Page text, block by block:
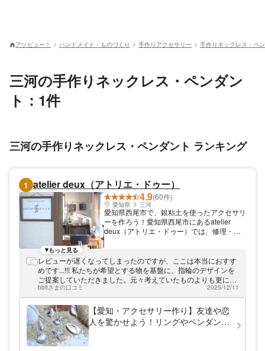
アソビュー！ ハンドメイド・ものづくり 手作りアクセサリー 手作りネックレス・ペ
三河の手作りネックレス・ペンダン
ト：1件
三河の手作りネックレス・ペンダント ランキング
1 atelier deux（アトリエ・ドゥー）
4.9(60件)
愛知県 三河
愛知県西尾市で、銀粘土を使ったアクセサリ
ーを作ろう！愛知県西尾市にあるatelier
deux（アトリエ・ドゥー）では、修理・制
ったアクセサリー手作り体験が楽しめます。
自作のアクセサリーは特別な一品となり、長
く愛用できますよ。
もっと見る
レビューが遅くなってしまったのですが、ここは本当におすす
めです...!!! 私たちが希望とする物を基盤に、指輪のデザインを
ご提案していただきました。元々考えていたものよりも更に素
敵な指輪を作れて大満足です😆 また、指輪のサイズに関しても
かなり細かく測り、削ってくださるのですが、その目利きと削
りが指ピッタリにハマるんです！ 本当にびっくりしました。
他の店舗さんで制作したことがあったので、こんなに丁寧に作
ってくださるとは思わず感激しました...🥲 2人でずっと余韻に
浸っています☺️ 石のお値段も引いてくださり感謝しかありませ
ん🙇🏻‍♀️‪‪ 機会があればまたお邪魔します☺️
bbitさまの口コミ 2025/12/11
【愛知・アクセサリー作り】友達や恋
人を驚かせよう！リングやペンダント